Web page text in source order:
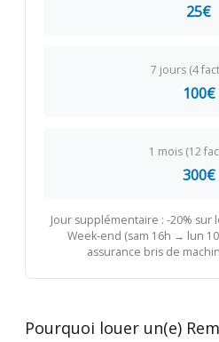
25€
7 jours (4
100€
1 mois (12
300€
Jour supplémentaire : -20% sur
Week-end (sam 16h → lun
assurance bris de
Pourquoi louer un(e)